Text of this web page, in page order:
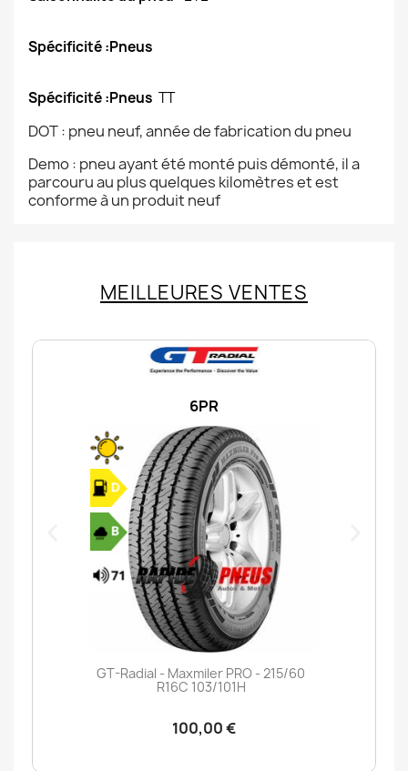
Spécificité :Pneus
Spécificité :Pneus TT
DOT : pneu neuf, année de fabrication du pneu
Demo : pneu ayant été monté puis démonté, il a
parcouru au plus quelques kilomètres et est
conforme à un produit neuf
MEILLEURES VENTES
6PR
GT-Radial - Maxmiler PRO - 215/60
R16C 103/101H
100,00 €